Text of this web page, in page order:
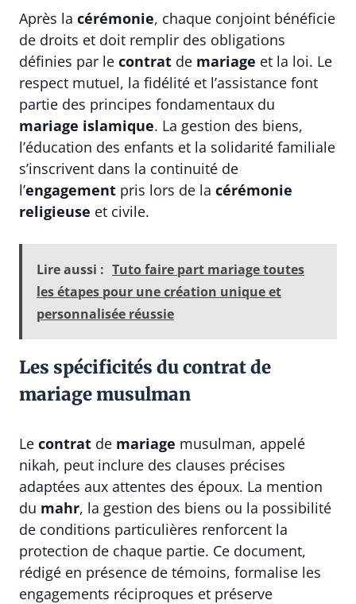
Après la cérémonie, chaque conjoint bénéficie
de droits et doit remplir des obligations
définies par le contrat de mariage et la loi. Le
respect mutuel, la fidélité et l’assistance font
partie des principes fondamentaux du
mariage islamique. La gestion des biens,
l’éducation des enfants et la solidarité familiale
s’inscrivent dans la continuité de
l’engagement pris lors de la cérémonie
religieuse et civile.
Lire aussi : Tuto faire part mariage toutes
les étapes pour une création unique et
personnalisée réussie
Les spécificités du contrat de
mariage musulman
Le contrat de mariage musulman, appelé
nikah, peut inclure des clauses précises
adaptées aux attentes des époux. La mention
du mahr, la gestion des biens ou la possibilité
de conditions particulières renforcent la
protection de chaque partie. Ce document,
rédigé en présence de témoins, formalise les
engagements réciproques et préserve